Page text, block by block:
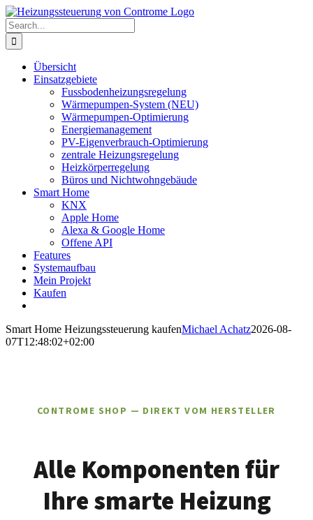
Skip
to
content
Search
for:
Übersicht
Einsatzgebiete
Fussbodenheizungsregelung
Wärmepumpen-System (NEU)
Wärmepumpen-Optimierung
Energiemanagement
PV-Eigenverbrauch-Optimierung
zentrale Heizungsregelung
Heizkörperregelung
Büros und Nichtwohngebäude
Smart Home
KNX
Apple Home
Alexa & Google Home
Offene API
Features
Systemaufbau
Mein Projekt
Kaufen
Smart Home Heizungssteuerung kaufenMichael Achatz2026-08-
07T12:48:02+02:00
CONTROME SHOP — DIREKT VOM HERSTELLER
Alle Komponenten für
Ihre smarte Heizung